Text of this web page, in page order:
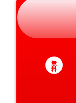
無
料